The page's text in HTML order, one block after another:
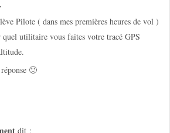
Pilote ( dans mes premières heures de vol )
quel utilitaire vous faites votre tracé GPS
🙂
dit :